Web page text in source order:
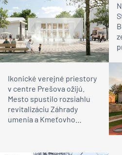
Ikonické verejné priestory
v centre Prešova ožijú.
Mesto spustilo rozsiahlu
revitalizáciu Záhrady
umenia a Kmeťovho